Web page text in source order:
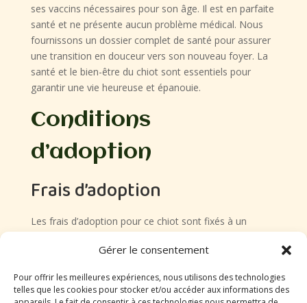
Gérer le consentement
Pour offrir les meilleures expériences, nous utilisons des technologies
telles que les cookies pour stocker et/ou accéder aux informations des
ses vaccins nécessaires pour son âge. Il est en parfaite
santé et ne présente aucun problème médical. Nous
fournissons un dossier complet de santé pour assurer
une transition en douceur vers son nouveau foyer. La
santé et le bien-être du chiot sont essentiels pour
garantir une vie heureuse et épanouie.
Conditions
d’adoption
Frais d’adoption
Les frais d’adoption pour ce chiot sont fixés à un
puce électronique, les vaccins et la stérilisation. Ces
chiot.